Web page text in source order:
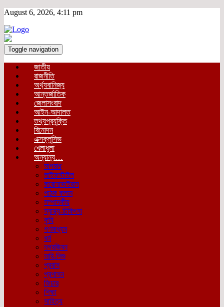
August 6, 2026, 4:11 pm
Toggle navigation
জাতীয়
রাজনীতি
অর্থ্যবানিজ্য
আন্তর্জাতিক
জেলাসংবাদ
আইন-আদালত
তথ্যপ্রযুক্তি
বিনোদন
এক্সক্লুসিভ
খেলাধুলা
অন্যান্য…
অপরাধ
লাইফস্টাইল
করোনাভাইরাস
পাঠক কলাম
সম্পাদকীয়
স্বাস্থ্য-চিকিৎসা
কৃষি
গণমাধ্যম
ধর্ম
নগরজিবন
নারি-শিশু
প্রবাস
প্রশাসন
ফিচার
শিক্ষা
সাহিত্য